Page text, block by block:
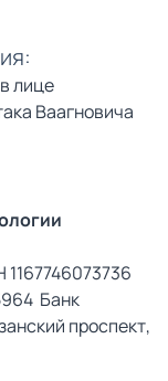
лице
Ваагновича
Банк
проспект,